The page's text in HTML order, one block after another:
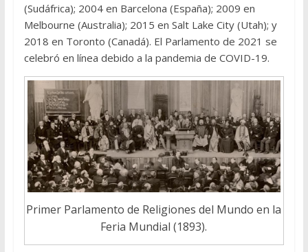
(Sudáfrica); 2004 en Barcelona (España); 2009 en
Melbourne (Australia); 2015 en Salt Lake City (Utah); y
2018 en Toronto (Canadá). El Parlamento de 2021 se
celebró en línea debido a la pandemia de COVID-19.
Primer Parlamento de Religiones del Mundo en la
Feria Mundial (1893).